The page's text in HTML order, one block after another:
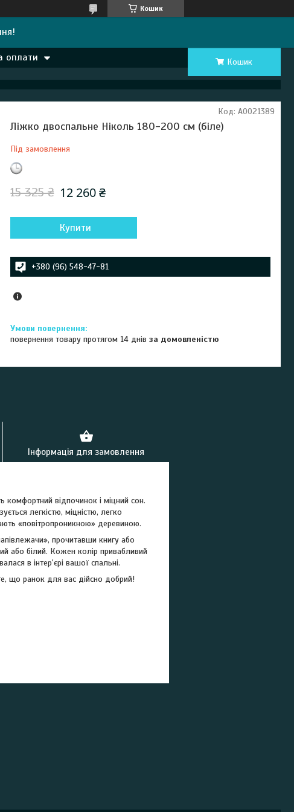
Кошик
оплати Кошик
Ліжко двоспальне Ніколь 180-200 см (біле)
Під замовлення
Код: А0021389
15 325 ₴ 12 260 ₴
Купити
+380 (96) 548-47-81
повернення товару протягом 14 днівза домовленістю
Інформація для замовлення
відпочинок і міцний сон.
легкістю, міцністю, легко
«повітропроникною» деревиною.
прочитавши книгу або
або білий. Кожен колір привабливий
в інтер'єрі вашої спальні.
що ранок для вас дійсно добрий!